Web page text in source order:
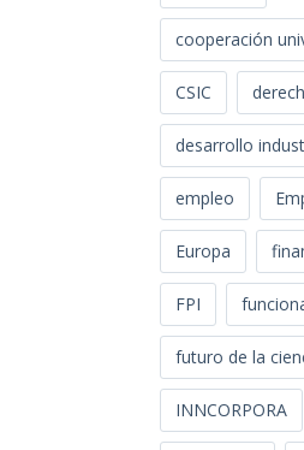
cooperación
CSIC
desarrollo
empleo
Europa
FPI
futuro de la
INNCORPORA